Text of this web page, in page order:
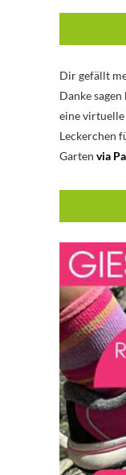
Dir gefällt
Danke
eine virtuelle
Leckerchen
Garten via